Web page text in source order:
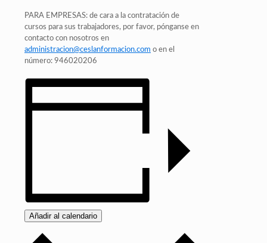
PARA EMPRESAS: de cara a la contratación de
cursos para sus trabajadores, por favor, pónganse en
contacto con nosotros en
administracion@ceslanformacion.com o en el
número: 946020206
Añadir al calendario